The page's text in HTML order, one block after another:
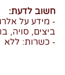
חשוב לדעת:
- מידע על
ביצים, סויה,
- כשרות: ללא